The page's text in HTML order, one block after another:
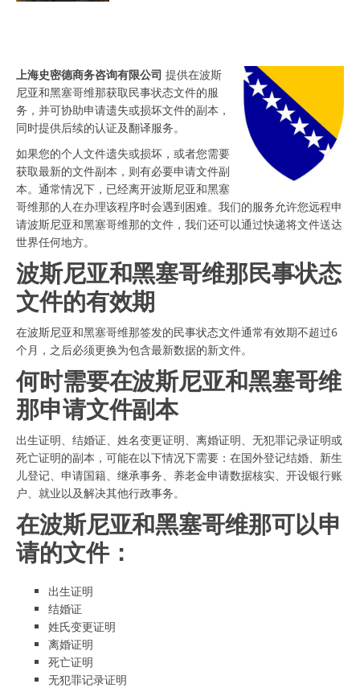
上海史密德商务咨询有限公司 提供在波斯
尼亚和黑塞哥维那获取民事状态文件的服
务，并可协助申请遗失或损坏文件的副本，
同时提供后续的认证及翻译服务。
如果您的个人文件遗失或损坏，或者您需要
获取最新的文件副本，则有必要申请文件副
本。通常情况下，已经离开波斯尼亚和黑塞
哥维那的人在办理该程序时会遇到困难。我们的服务允许您远程申
请波斯尼亚和黑塞哥维那的文件，我们还可以通过快递将文件送达
世界任何地方。
波斯尼亚和黑塞哥维那民事状态
文件的有效期
在波斯尼亚和黑塞哥维那签发的民事状态文件通常有效期不超过6
个月，之后必须更换为包含最新数据的新文件。
何时需要在波斯尼亚和黑塞哥维
那申请文件副本
出生证明、结婚证、姓名变更证明、离婚证明、无犯罪记录证明或
死亡证明的副本，可能在以下情况下需要：在国外登记结婚、新生
儿登记、申请国籍、继承事务、养老金申请数据核实、开设银行账
户、就业以及解决其他行政事务。
在波斯尼亚和黑塞哥维那可以申
请的文件：
出生证明
结婚证
姓氏变更证明
离婚证明
死亡证明
无犯罪记录证明